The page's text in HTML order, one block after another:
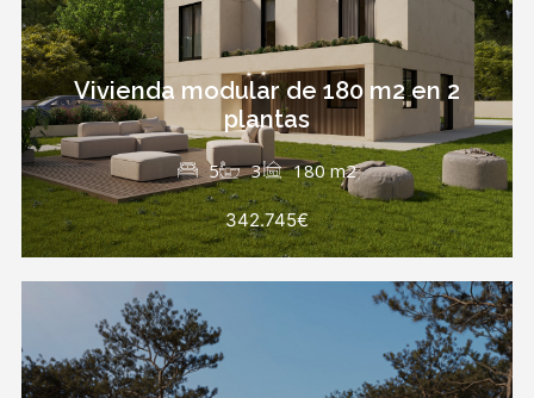
Vivienda modular de 180 m2 en 2
plantas
5 3 180 m2
342.745€